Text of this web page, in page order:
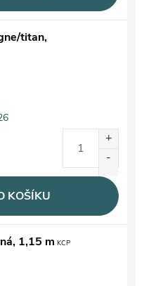
titan,
KOŠÍKU
1,15 m KCP